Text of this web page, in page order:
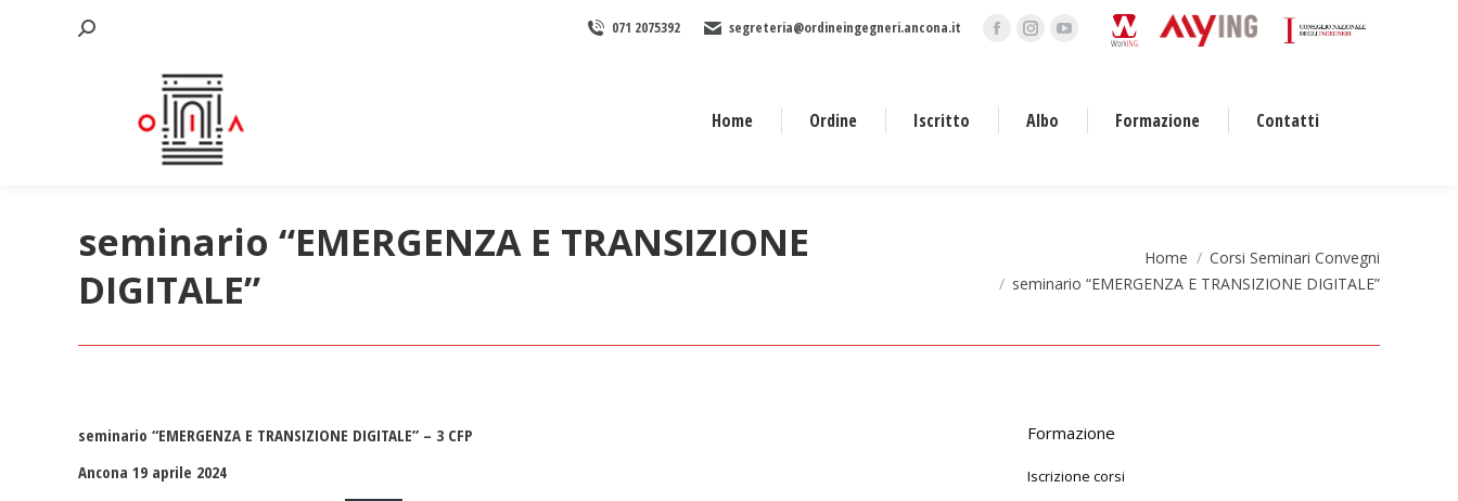
Cerca: 071 2075392 segreteria@ordineingegneri.ancona.it
FacebookInstagram
in
YouTube
Home Ordine Iscritto Albo Formazione Contatti
seminario “EMERGENZA E TRANSIZIONE
DIGITALE”
Home
Corsi Seminari Convegni
seminario “EMERGENZA E TRANSIZIONE DIGITALE”
seminario “EMERGENZA E TRANSIZIONE DIGITALE” – 3 CFP
Ancona 19 aprile 2024
Formazione
Iscrizione corsi